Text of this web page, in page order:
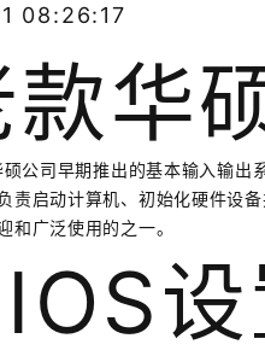
08:26:17
款华
硕公司早期推出的基本输入输
责启动计算机、初始化硬件设
和广泛使用的之一。